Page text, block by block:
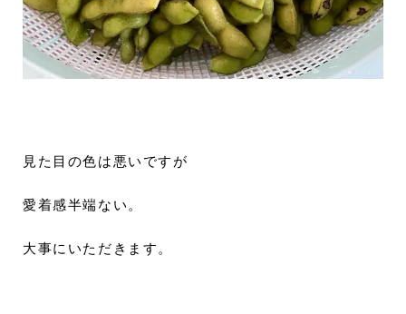
見た目の色は悪いですが
愛着感半端ない。
大事にいただきます。